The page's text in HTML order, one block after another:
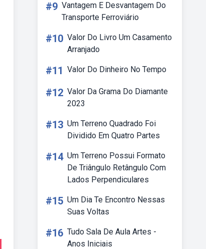
#9 Vantagem E Desvantagem Do
Transporte Ferroviário
#10 Valor Do Livro Um Casamento
Arranjado
#11 Valor Do Dinheiro No Tempo
#12 Valor Da Grama Do Diamante
2023
#13 Um Terreno Quadrado Foi
Dividido Em Quatro Partes
#14 Um Terreno Possui Formato
De Triângulo Retângulo Com
Lados Perpendiculares
#15 Um Dia Te Encontro Nessas
Suas Voltas
#16 Tudo Sala De Aula Artes -
Anos Iniciais